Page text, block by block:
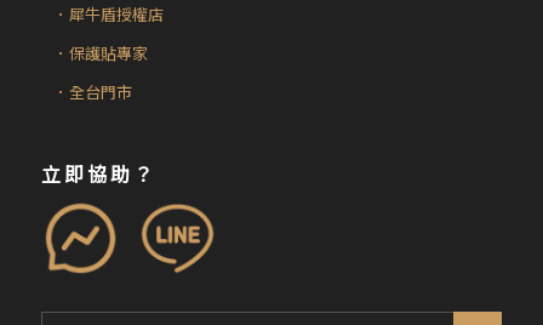
．犀牛盾授權店
．保護貼專家
．全台門市
立即協助？